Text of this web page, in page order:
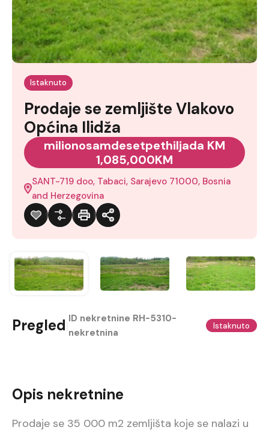
Istaknuto
Prodaje se zemljište Vlakovo
Općina Ilidža
milionosamdesetpethiljada KM
1,085,000KM
SANT-719 doo, Tabaci, Sarajevo 71000, Bosnia
and Herzegovina
Pregled ID nekretnine RH-5310-
nekretnina
Istaknuto
Opis nekretnine
Prodaje se 35 000 m2 zemljišta koje se nalazi u